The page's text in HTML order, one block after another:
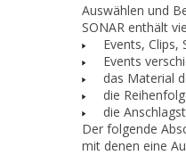
Auswählen und
SONAR enthält
Events,
Events
das Material
die
die
Der folgende
mit denen eine